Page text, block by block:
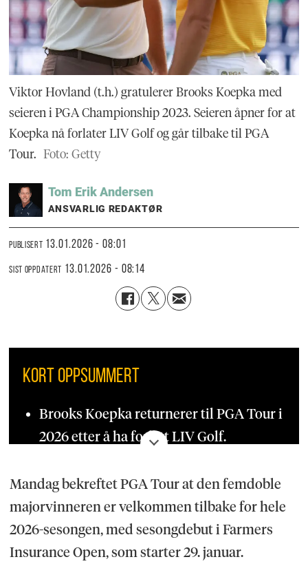
Viktor Hovland (t.h.) gratulerer Brooks Koepka med
seieren i PGA Championship 2023. Seieren åpner for at
Koepka nå forlater LIV Golf og går tilbake til PGA
Tour. Foto: Getty
Tom Erik Andersen
ANSVARLIG REDAKTØR
PUBLISERT 13.01.2026 - 08:01
SIST OPPDATERT 13.01.2026 - 08:14
KORT OPPSUMMERT
Brooks Koepka returnerer til PGA Tour i
2026 etter å ha forlatt LIV Golf.
økonomiske sanksjoner, blant annet tap
av rettigheter til enkelte
egenkapitalordninger og
bonusutbetalinger.
Mandag bekreftet PGA Tour at den femdoble
majorvinneren er velkommen tilbake for hele
2026-sesongen, med sesongdebut i Farmers
Insurance Open, som starter 29. januar.